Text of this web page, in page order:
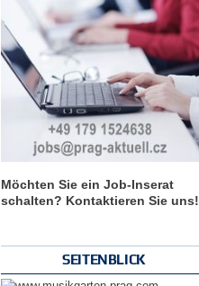
Möchten Sie ein Job-Inserat
schalten? Kontaktieren Sie uns!
SEITENBLICK